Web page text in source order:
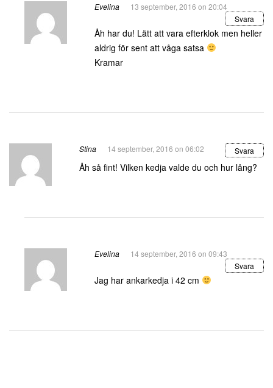
Evelina
13 september, 2016 on 20:04
Svara
Åh har du! Lätt att vara efterklok men heller
aldrig för sent att våga satsa
Kramar
Stina 14 september, 2016 on 06:02 Svara
Åh så fint! Vilken kedja valde du och hur lång?
Evelina
14 september, 2016 on 09:43
Svara
Jag har ankarkedja i 42 cm